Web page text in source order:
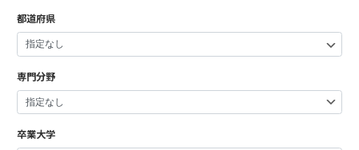
都道府県
専門分野
卒業大学